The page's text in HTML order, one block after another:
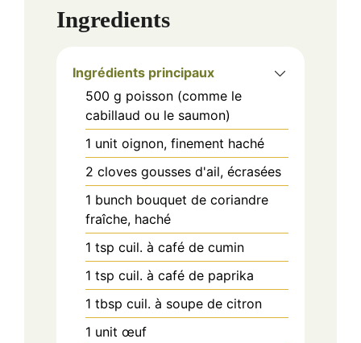
Ingredients
Ingrédients principaux
500 g poisson (comme le
cabillaud ou le saumon)
1 unit oignon, finement haché
2 cloves gousses d'ail, écrasées
1 bunch bouquet de coriandre
fraîche, haché
1 tsp cuil. à café de cumin
1 tsp cuil. à café de paprika
1 tbsp cuil. à soupe de citron
1 unit œuf